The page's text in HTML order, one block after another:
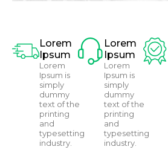
Lorem
Ipsum
Lorem
Ipsum is
simply
dummy
text of the
printing
and
typesetting
industry.
Lorem
Ipsum
Lorem
Ipsum is
simply
dummy
text of the
printing
and
typesetting
industry.